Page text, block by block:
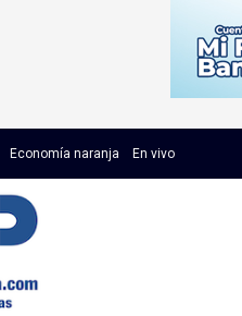
Economía naranja En vivo